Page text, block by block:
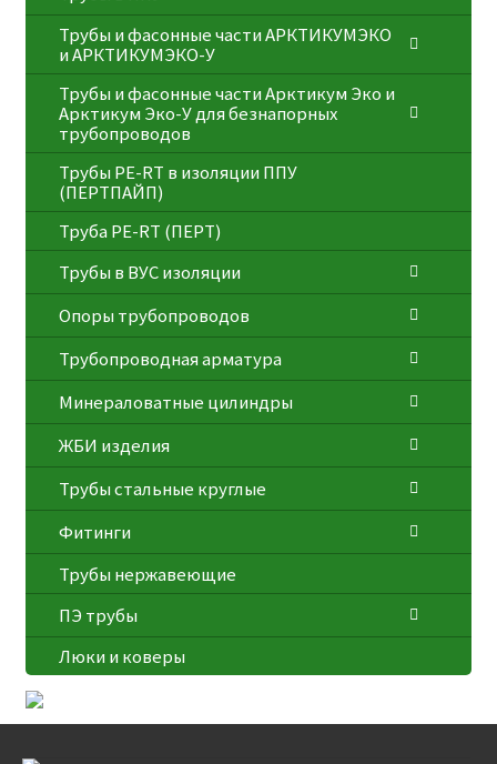
Трубы и фасонные части АРКТИКУМЭКО
и АРКТИКУМЭКО-У
Трубы и фасонные части Арктикум Эко и
Арктикум Эко-У для безнапорных
трубопроводов
Трубы PE-RT в изоляции ППУ
(ПЕРТПАЙП)
⁠Трубa PE-RT (ПЕРТ)
Трубы в ВУС изоляции
Опоры трубопроводов
Трубопроводная арматура
Минераловатные цилиндры
ЖБИ изделия
Трубы стальные круглые
Фитинги
Трубы нержавеющие
ПЭ трубы
Люки и коверы